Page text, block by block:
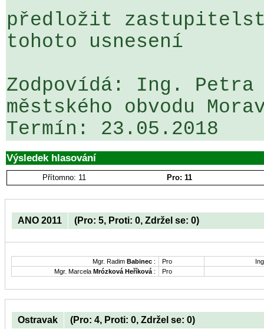
předložit
tohoto usnesení
Zodpovídá: Ing.
městského obvodu
Výsledek hlasování
Přítomno: 11 Pro: 11
ANO 2011 (Pro: 5, Proti: 0, Zdržel se: 0)
Mgr. Radim Babinec : Pro
Mgr. Marcela Mrózková Heříková : Pro
Ostravak (Pro: 4, Proti: 0, Zdržel se: 0)